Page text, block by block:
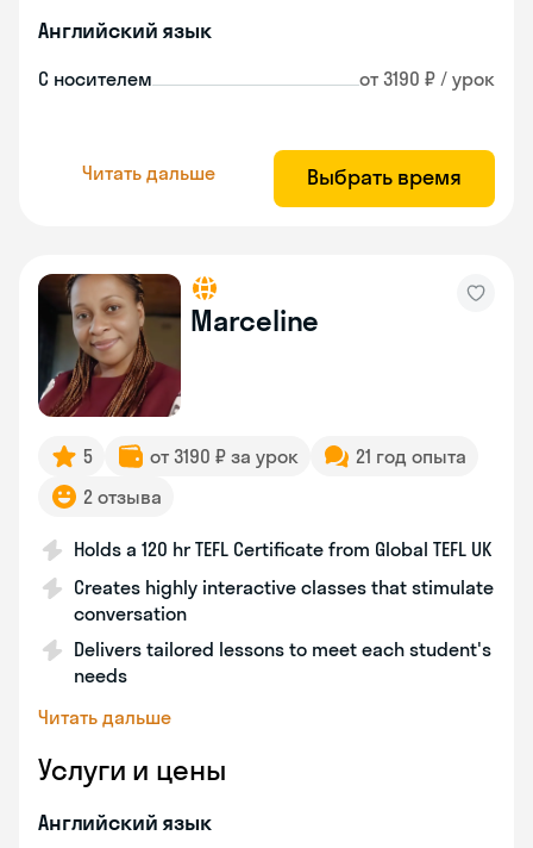
Английский язык
С носителем от 3190 ₽ / урок
Читать дальше Выбрать время
Marceline
5 от 3190 ₽ за урок
21 год опыта
2 отзыва
Holds a 120 hr TEFL Certificate from Global TEFL UK
Creates highly interactive classes that stimulate
conversation
Delivers tailored lessons to meet each student's
needs
Читать дальше
Услуги и цены
Английский язык